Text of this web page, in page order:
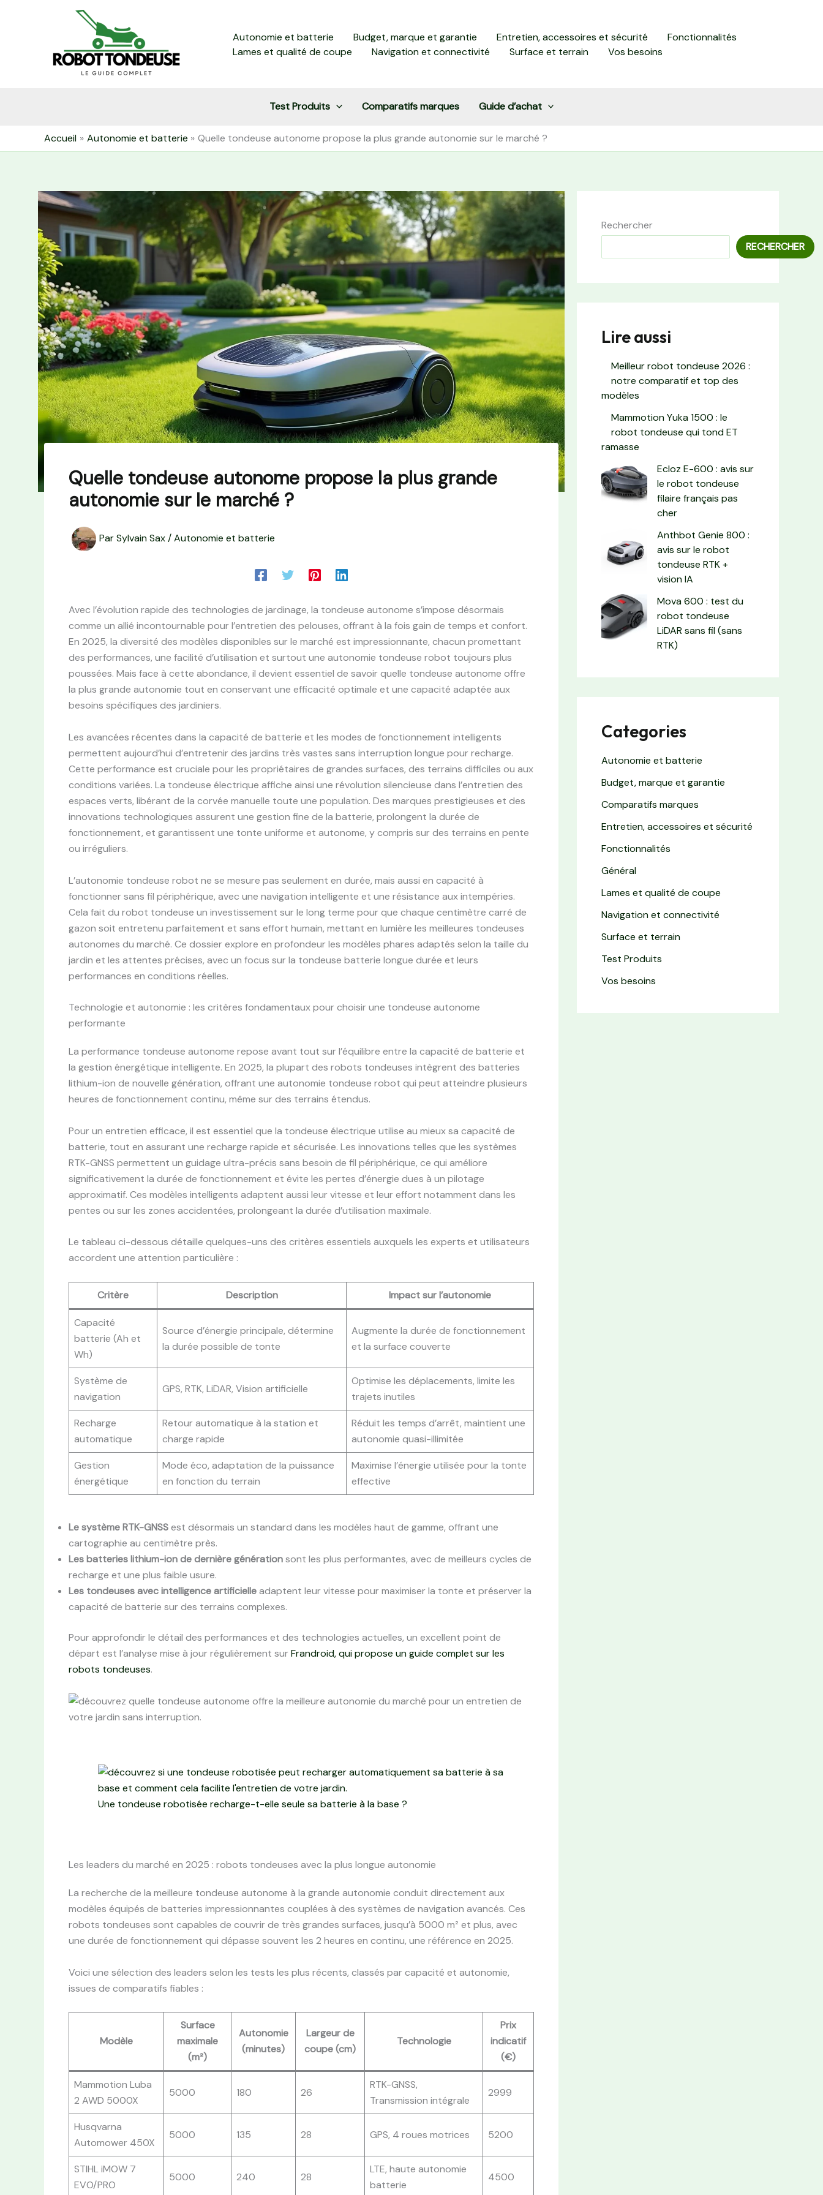
Autonomie et batterie Budget, marque et garantie Entretien, accessoires et sécurité
Fonctionnalités
Lames et qualité de coupe
Navigation et connectivité Surface et terrain Vos besoins
Test Produits Comparatifs marques Guide d’achat
Accueil Autonomie et batterie Quelle tondeuse autonome propose la plus grande autonomie sur le marché ?
Quelle tondeuse autonome propose la plus grande
autonomie sur le marché ?
ParSylvain Sax/Autonomie et batterie
Avec l’évolution rapide des technologies de jardinage, la tondeuse autonome s’impose désormais
comme un allié incontournable pour l’entretien des pelouses, offrant à la fois gain de temps et confort.
En 2025, la diversité des modèles disponibles sur le marché est impressionnante, chacun promettant
des performances, une facilité d’utilisation et surtout une autonomie tondeuse robot toujours plus
poussées. Mais face à cette abondance, il devient essentiel de savoir quelle tondeuse autonome offre
la plus grande autonomie tout en conservant une efficacité optimale et une capacité adaptée aux
besoins spécifiques des jardiniers.
Les avancées récentes dans la capacité de batterie et les modes de fonctionnement intelligents
permettent aujourd’hui d’entretenir des jardins très vastes sans interruption longue pour recharge.
Cette performance est cruciale pour les propriétaires de grandes surfaces, des terrains difficiles ou aux
conditions variées. La tondeuse électrique affiche ainsi une révolution silencieuse dans l’entretien des
espaces verts, libérant de la corvée manuelle toute une population. Des marques prestigieuses et des
innovations technologiques assurent une gestion fine de la batterie, prolongent la durée de
fonctionnement, et garantissent une tonte uniforme et autonome, y compris sur des terrains en pente
ou irréguliers.
L’autonomie tondeuse robot ne se mesure pas seulement en durée, mais aussi en capacité à
fonctionner sans fil périphérique, avec une navigation intelligente et une résistance aux intempéries.
Cela fait du robot tondeuse un investissement sur le long terme pour que chaque centimètre carré de
gazon soit entretenu parfaitement et sans effort humain, mettant en lumière les meilleures tondeuses
autonomes du marché. Ce dossier explore en profondeur les modèles phares adaptés selon la taille du
jardin et les attentes précises, avec un focus sur la tondeuse batterie longue durée et leurs
performances en conditions réelles.
Technologie et autonomie : les critères fondamentaux pour choisir une tondeuse autonome
performante
La performance tondeuse autonome repose avant tout sur l’équilibre entre la capacité de batterie et
la gestion énergétique intelligente. En 2025, la plupart des robots tondeuses intègrent des batteries
lithium-ion de nouvelle génération, offrant une autonomie tondeuse robot qui peut atteindre plusieurs
heures de fonctionnement continu, même sur des terrains étendus.
Pour un entretien efficace, il est essentiel que la tondeuse électrique utilise au mieux sa capacité de
batterie, tout en assurant une recharge rapide et sécurisée. Les innovations telles que les systèmes
RTK-GNSS permettent un guidage ultra-précis sans besoin de fil périphérique, ce qui améliore
significativement la durée de fonctionnement et évite les pertes d’énergie dues à un pilotage
approximatif. Ces modèles intelligents adaptent aussi leur vitesse et leur effort notamment dans les
pentes ou sur les zones accidentées, prolongeant la durée d’utilisation maximale.
Le tableau ci-dessous détaille quelques-uns des critères essentiels auxquels les experts et utilisateurs
accordent une attention particulière :
Critère Description Impact sur l’autonomie
Capacité
batterie (Ah et
Wh)
Source d’énergie principale, détermine
la durée possible de tonte
Augmente la durée de fonctionnement
et la surface couverte
Système de
navigation
GPS, RTK, LiDAR, Vision artificielle
Optimise les déplacements, limite les
trajets inutiles
Recharge
automatique
Retour automatique à la station et
charge rapide
Réduit les temps d’arrêt, maintient une
autonomie quasi-illimitée
Gestion
énergétique
Mode éco, adaptation de la puissance
en fonction du terrain
Maximise l’énergie utilisée pour la tonte
effective
Le système RTK-GNSSest désormais un standard dans les modèles haut de gamme, offrant une
cartographie au centimètre près.
Les batteries lithium-ion de dernière générationsont les plus performantes, avec de meilleurs cycles de
recharge et une plus faible usure.
Les tondeuses avec intelligence artificielleadaptent leur vitesse pour maximiser la tonte et préserver la
capacité de batterie sur des terrains complexes.
Pour approfondir le détail des performances et des technologies actuelles, un excellent point de
départ est l’analyse mise à jour régulièrement surFrandroid, qui propose un guide complet sur les
robots tondeuses.
Une tondeuse robotisée recharge-t-elle seule sa batterie à la base ?
Les leaders du marché en 2025 : robots tondeuses avec la plus longue autonomie
La recherche de la meilleure tondeuse autonome à la grande autonomie conduit directement aux
modèles équipés de batteries impressionnantes couplées à des systèmes de navigation avancés. Ces
robots tondeuses sont capables de couvrir de très grandes surfaces, jusqu’à 5000 m² et plus, avec
une durée de fonctionnement qui dépasse souvent les 2 heures en continu, une référence en 2025.
Voici une sélection des leaders selon les tests les plus récents, classés par capacité et autonomie,
issues de comparatifs fiables :
Modèle
Surface
maximale
(m²)
Autonomie
(minutes)
Largeur de
coupe (cm)
Technologie
Prix
indicatif
(€)
Mammotion Luba
2 AWD 5000X
5000 180 26
RTK-GNSS,
Transmission intégrale
2999
Husqvarna
Automower 450X
5000 135 28 GPS, 4 roues motrices 5200
STIHL iMOW 7
EVO/PRO
5000 240 28
LTE, haute autonomie
batterie
4500
Rechercher
RECHERCHER
Lire aussi
Meilleur robot tondeuse 2026 :
notre comparatif et top des
modèles
Mammotion Yuka 1500 : le
robot tondeuse qui tond ET
ramasse
Ecloz E-600 : avis sur
le robot tondeuse
filaire français pas
cher
Anthbot Genie 800 :
avis sur le robot
tondeuse RTK +
vision IA
Mova 600 : test du
robot tondeuse
LiDAR sans fil (sans
RTK)
Categories
Autonomie et batterie
Budget, marque et garantie
Comparatifs marques
Entretien, accessoires et sécurité
Fonctionnalités
Général
Lames et qualité de coupe
Navigation et connectivité
Surface et terrain
Test Produits
Vos besoins